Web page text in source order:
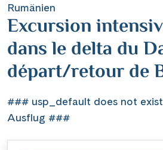
Rumänien
Excursion
dans le delta du
départ/retour de
### usp_default does not
Ausflug ###